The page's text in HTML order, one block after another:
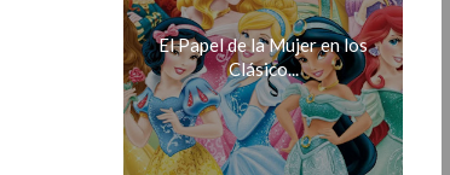
El Papel de la Mujer en los
Clásico...